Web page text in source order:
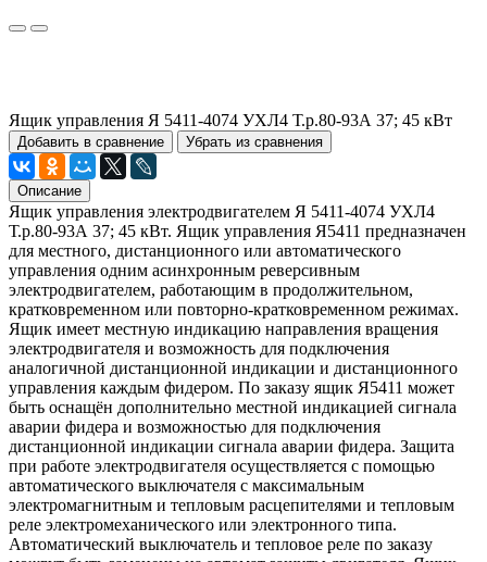
Ящик управления Я 5411-4074 УХЛ4 Т.р.80-93А 37; 45 кВт
Добавить в сравнение Убрать из сравнения
Описание
Ящик управления электродвигателем Я 5411-4074 УХЛ4
Т.р.80-93А 37; 45 кВт. Ящик управления Я5411 предназначен
для местного, дистанционного или автоматического
управления одним асинхронным реверсивным
электродвигателем, работающим в продолжительном,
кратковременном или повторно-кратковременном режимах.
Ящик имеет местную индикацию направления вращения
электродвигателя и возможность для подключения
аналогичной дистанционной индикации и дистанционного
управления каждым фидером. По заказу ящик Я5411 может
быть оснащён дополнительно местной индикацией сигнала
аварии фидера и возможностью для подключения
дистанционной индикации сигнала аварии фидера. Защита
при работе электродвигателя осуществляется с помощью
автоматического выключателя с максимальным
электромагнитным и тепловым расцепителями и тепловым
реле электромеханического или электронного типа.
Автоматический выключатель и тепловое реле по заказу